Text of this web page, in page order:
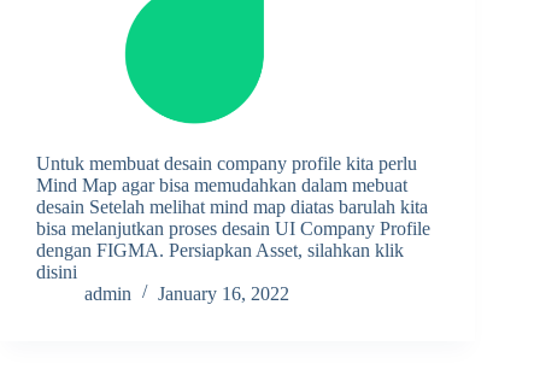
Untuk membuat desain company profile kita perlu
Mind Map agar bisa memudahkan dalam mebuat
desain Setelah melihat mind map diatas barulah kita
bisa melanjutkan proses desain UI Company Profile
dengan FIGMA. Persiapkan Asset, silahkan klik
disini
admin
January 16, 2022